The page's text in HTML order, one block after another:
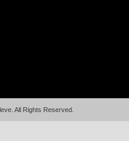
All Rights Reserved.